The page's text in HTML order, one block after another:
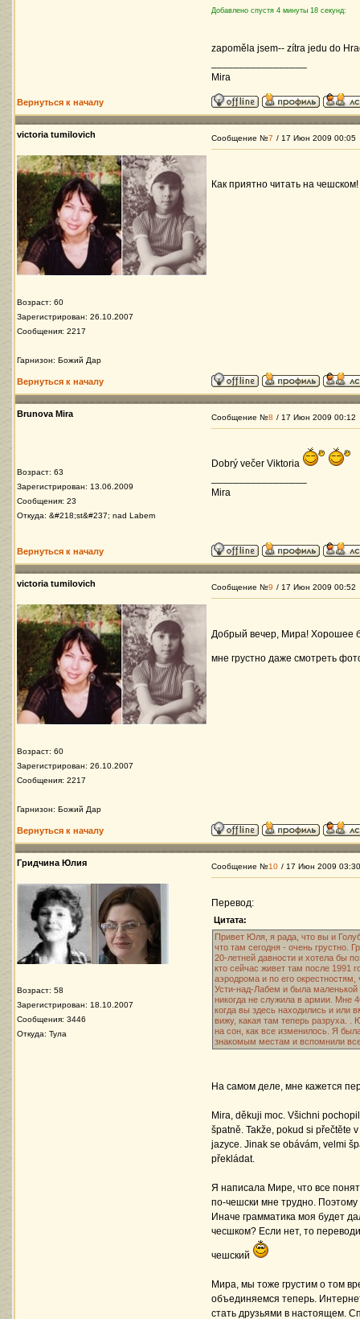
Добавлено спустя 4 минуты 18 секунд:
zapoměla jsem-- zítra jedu do
Mira
Вернуться к началу
victoria tumilovich
Возраст: 60
Зарегистрирован: 26.10.2007
Сообщения: 2217
Гарнизон: Божий Дар
Сообщение №7 / 17 Июн 2009 00:05
Как приятно читать на
Вернуться к началу
Brunova Mira
Возраст: 63
Зарегистрирован: 13.06.2009
Сообщения: 23
Откуда: &#218;st&#237; nad Labem
Сообщение №8 / 17 Июн 2009 00:12
Dobrý večer Viktoria
Mira
Вернуться к началу
victoria tumilovich
Возраст: 60
Зарегистрирован: 26.10.2007
Сообщения: 2217
Гарнизон: Божий Дар
Сообщение №9 / 17 Июн 2009 00:52
Добрый вечер, Мира! Хорошее
мне грустно даже смотреть
Вернуться к началу
Гридчина Юлия
Возраст: 58
Зарегистрирован: 18.10.2007
Сообщения: 3446
Откуда: Тула
Сообщение №10 / 17 Июн 2009 03:30
Перевод:
Цитата:
Привет Юля, я рада, что вы и
что там сегодня - очень грустно.
20-летней давности и хотела бы
кто сейчас живет там после 1991
аэродрома и по его
Усти-над-Лабем и была маленькой
никогда не служила в армии. Мне
когда вы здесь находились и или
вижу, какая там теперь разруха.
на сон, как все изменилось. Я
знакомым местам и вспомнили
На самом деле, мне кажется
Mira, děkuji moc. Všichni
špatně. Takže, pokud si přečtěte
jazyce. Jinak se obávám, velmi
překládat.
Я написала Мире, что все
по-чешски мне трудно.
Иначе грамматика моя будет
чесшком? Если нет, то
чешский
Мира, мы тоже грустим о том
объединяемся теперь.
стать друзьями в настоящем.